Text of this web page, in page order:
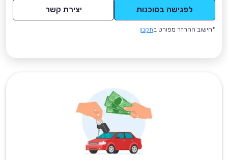
לפגישה בסוכנות יצירת קשר
*חישוב ההחזר מפורט בתקנון